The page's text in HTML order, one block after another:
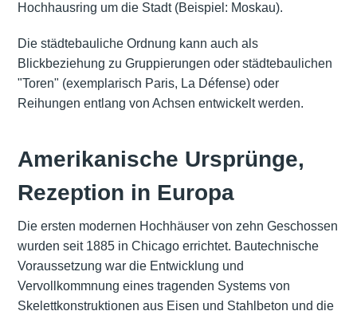
Hochhausring um die Stadt (Beispiel: Moskau).
Die städtebauliche Ordnung kann auch als
Blickbeziehung zu Gruppierungen oder städtebaulichen
"Toren" (exemplarisch Paris, La Défense) oder
Reihungen entlang von Achsen entwickelt werden.
Amerikanische Ursprünge,
Rezeption in Europa
Die ersten modernen Hochhäuser von zehn Geschossen
wurden seit 1885 in Chicago errichtet. Bautechnische
Voraussetzung war die Entwicklung und
Vervollkommnung eines tragenden Systems von
Skelettkonstruktionen aus Eisen und Stahlbeton und die